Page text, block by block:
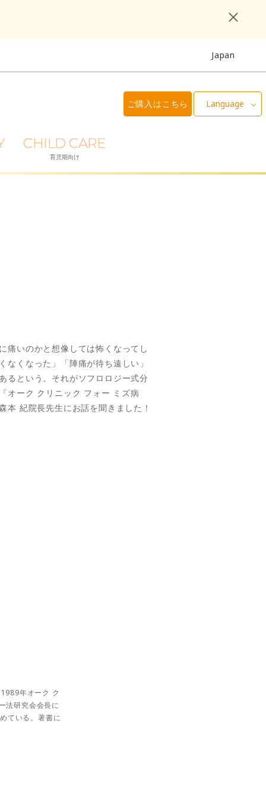
Japan
ご購入はこちら Language
CHILD CARE
育児期向け
痛いのかと想像しては怖くなってし
なくなった」「陣痛が待ち遠しい」
るという。それがソフロロジー式分
オーク クリニック フォー ミズ病
本 紀院長先生にお話を聞きました！
年オーク ク
法研究会会長に
ている。著書に